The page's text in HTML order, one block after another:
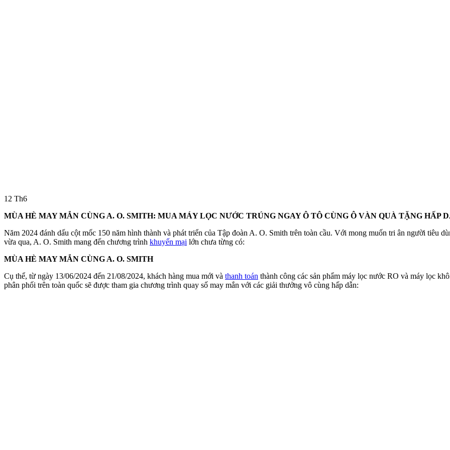
12 Th6
MÙA HÈ MAY MẮN CÙNG A. O. SMITH: MUA MÁY LỌC NƯỚC TRÚNG NGAY Ô TÔ CÙNG Ô VÀN QUÀ TẶNG HẤP
Năm 2024 đánh dấu cột mốc 150 năm hình thành và phát triển của Tập đoàn A. O. Smith trên toàn cầu. Với mong muốn tri ân người tiêu
vừa qua, A. O. Smith mang đến chương trình khuyến mại lớn chưa từng có:
MÙA HÈ MAY MẮN CÙNG A. O. SMITH
Cụ thể, từ ngày 13/06/2024 đến 21/08/2024, khách hàng mua mới và thanh toán thành công các sản phẩm máy lọc nước RO và máy lọc
phân phối trên toàn quốc sẽ được tham gia chương trình quay số may mắn với các giải thưởng vô cùng hấp dẫn: